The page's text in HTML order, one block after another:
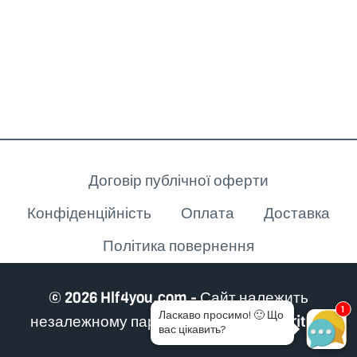
Договір публічної оферти
Конфіденційність
Оплата
Доставка
Політика повернення
© 2026 Hlf4you.com - Сайт належить
незалежному партнеру Herbalife Nutrition
1
Ласкаво просимо!🙂 Що
вас цікавить?